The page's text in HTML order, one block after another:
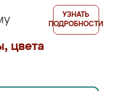
цвета
УЗНАТЬ
ПОДРОБНОСТИ